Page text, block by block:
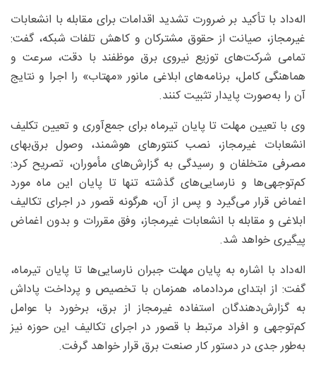
اله‌داد با تأکید بر ضرورت تشدید اقدامات برای مقابله با انشعابات
غیرمجاز، صیانت از حقوق مشترکان و کاهش تلفات شبکه، گفت:
تمامی شرکت‌های توزیع نیروی برق موظفند با دقت، سرعت و
هماهنگی کامل، برنامه‌های ابلاغی مانور «مهتاب» را اجرا و نتایج
آن را به‌صورت پایدار تثبیت کنند.
وی با تعیین مهلت تا پایان تیرماه برای جمع‌آوری و تعیین تکلیف
انشعابات غیرمجاز، نصب کنتورهای هوشمند، وصول برق‌بهای
مصرفی متخلفان و رسیدگی به گزارش‌های مأموران، تصریح کرد:
کم‌توجهی‌ها و نارسایی‌های گذشته تنها تا پایان این ماه مورد
اغماض قرار می‌گیرد و پس از آن، هرگونه قصور در اجرای تکالیف
ابلاغی و مقابله با انشعابات غیرمجاز، وفق مقررات و بدون اغماض
پیگیری خواهد شد.
اله‌داد با اشاره به پایان مهلت جبران نارسایی‌ها تا پایان تیرماه،
گفت: از ابتدای مردادماه، همزمان با تخصیص و پرداخت پاداش
به گزارش‌دهندگان استفاده غیرمجاز از برق، برخورد با عوامل
کم‌توجهی و افراد مرتبط با قصور در اجرای تکالیف این حوزه نیز
به‌طور جدی در دستور کار صنعت برق قرار خواهد گرفت.